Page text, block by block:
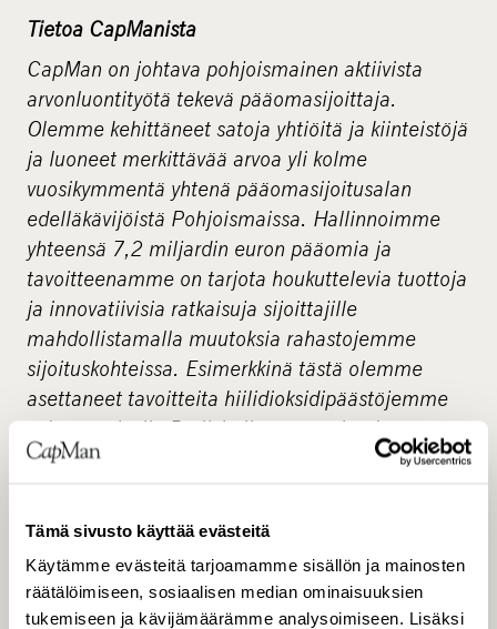
Tämä sivusto käyttää evästeitä
Käytämme evästeitä tarjoamamme sisällön ja mainosten
räätälöimiseen, sosiaalisen median ominaisuuksien
tukemiseen ja kävijämäärämme analysoimiseen. Lisäksi
Tietoa CapManista
CapMan on johtava pohjoismainen aktiivista
arvonluontityötä tekevä pääomasijoittaja.
Olemme kehittäneet satoja yhtiöitä ja kiinteistöjä
ja luoneet merkittävää arvoa yli kolme
vuosikymmentä yhtenä pääomasijoitusalan
edelläkävijöistä Pohjoismaissa. Hallinnoimme
yhteensä 7,2 miljardin euron pääomia ja
tavoitteenamme on tarjota houkuttelevia tuottoja
ja innovatiivisia ratkaisuja sijoittajille
mahdollistamalla muutoksia rahastojemme
sijoituskohteissa. Esimerkkinä tästä olemme
asettaneet tavoitteita hiilidioksidipäästöjemme
vähentämiselle Pariisin ilmastosopimuksen
1,5°C skenaarion mukaisesti ja sitoutuneet
paikallisesti erikoistuneiden tiimien kautta.
Sijoitusalueemme kattavat kiinteistö-,
infrastruktuuri-, reaaliomaisuusvelka-, ja